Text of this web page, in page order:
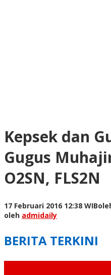
Kepsek dan
Gugus
O2SN, FLS2N
17 Februari 2016 12:38 WIB
oleh admidaily
BERITA TERKINI